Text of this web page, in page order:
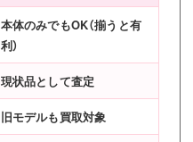
本体のみでもOK（揃うと有
利）
現状品として査定
旧モデルも買取対象